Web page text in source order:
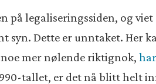
på legaliseringssiden, og
syn. Dette er unntaket. Her
noe mer nølende riktignok,
tallet, er det nå blitt helt